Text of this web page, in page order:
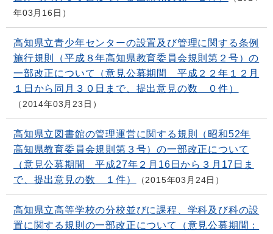
年03月16日
高知県立青少年センターの設置及び管理に関する条例
施行規則（平成８年高知県教育委員会規則第２号）の
一部改正について（意見公募期間 平成２２年１２月
１日から同月３０日まで、提出意見の数 ０件）
2014年03月23日
高知県立図書館の管理運営に関する規則（昭和52年
高知県教育委員会規則第３号）の一部改正について
（意見公募期間 平成27年２月16日から３月17日ま
で、提出意見の数 １件）
2015年03月24日
高知県立高等学校の分校並びに課程、学科及び科の設
置に関する規則の一部改正について（意見公募期間：